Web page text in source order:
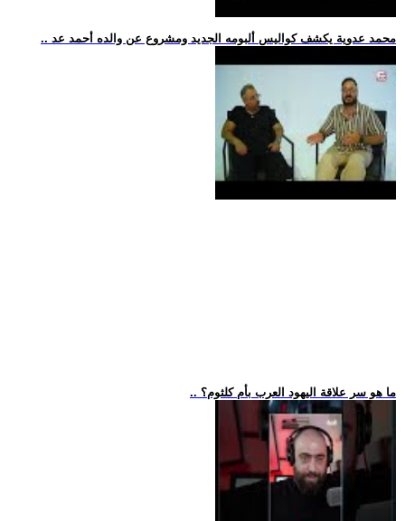
.. محمد عدوية يكشف كواليس ألبومه الجديد ومشروع عن والده أحمد عد
.. ما هو سر علاقة اليهود العرب بأم كلثوم؟